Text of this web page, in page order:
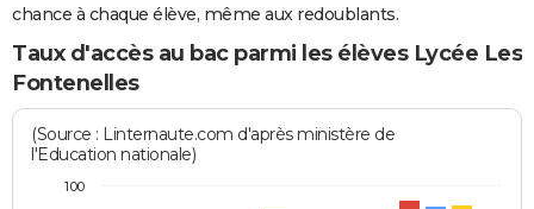
chance à chaque élève, même aux redoublants.
Taux d'accès au bac parmi les élèves Lycée Les
Fontenelles
(Source : Linternaute.com d'après ministère de
l'Education nationale)
100